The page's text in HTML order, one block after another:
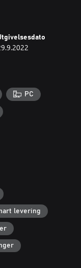
of-use
policy
eula
PC
levering